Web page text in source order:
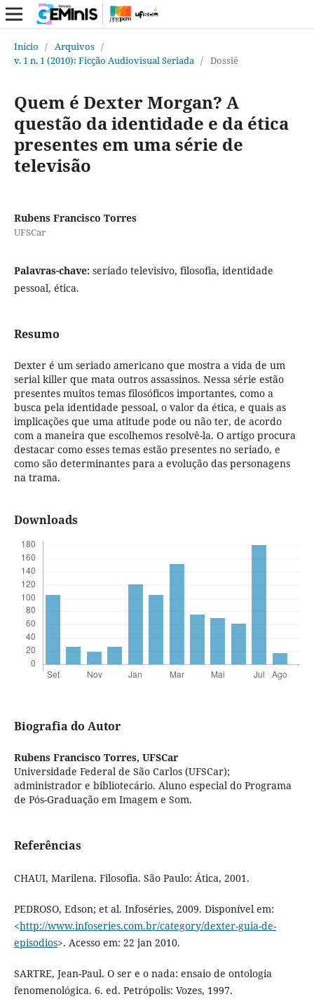
Início / Arquivos /
v. 1 n. 1 (2010): Ficção Audiovisual Seriada / Dossiê
Quem é Dexter Morgan? A
questão da identidade e da ética
presentes em uma série de
televisão
Rubens Francisco Torres
UFSCar
Palavras-chave: seriado televisivo, filosofia, identidade
pessoal, ética.
Resumo
Dexter é um seriado americano que mostra a vida de um
serial killer que mata outros assassinos. Nessa série estão
presentes muitos temas filosóficos importantes, como a
busca pela identidade pessoal, o valor da ética, e quais as
implicações que uma atitude pode ou não ter, de acordo
com a maneira que escolhemos resolvê-la. O artigo procura
destacar como esses temas estão presentes no seriado, e
como são determinantes para a evolução das personagens
na trama.
Downloads
Biografia do Autor
Rubens Francisco Torres, UFSCar
Universidade Federal de São Carlos (UFSCar);
administrador e bibliotecário. Aluno especial do Programa
de Pós-Graduação em Imagem e Som.
Referências
CHAUI, Marilena. Filosofia. São Paulo: Ática, 2001.
PEDROSO, Edson; et al. Infoséries, 2009. Disponível em:
<http://www.infoseries.com.br/category/dexter-guia-de-
episodios>. Acesso em: 22 jan 2010.
SARTRE, Jean-Paul. O ser e o nada: ensaio de ontologia
fenomenológica. 6. ed. Petrópolis: Vozes, 1997.